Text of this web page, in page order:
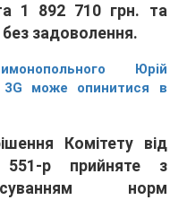
1 892 710 грн. та
задоволення.
Юрій
3G може опинитися в
Комітету від
р прийняте з
норм